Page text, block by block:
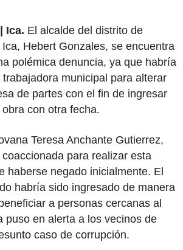
| Ica. El alcalde del distrito de
Hebert Gonzales, se encuentra
polémica denuncia, ya que habría
municipal para alterar
de partes con el fin de ingresar
con otra fecha.
Teresa Anchante Gutierrez,
para realizar esta
haberse negado inicialmente. El
habría sido ingresado de manera
a personas cercanas al
puso en alerta a los vecinos de
caso de corrupción.